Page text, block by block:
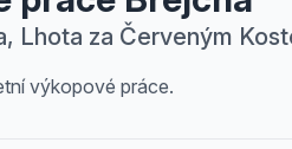
Lhota za Červeným
výkopové práce.